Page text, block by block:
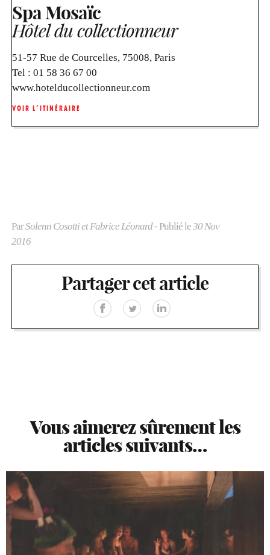
Spa Mosaïc
Hôtel du collectionneur
51-57 Rue de Courcelles, 75008, Paris
Tel : 01 58 36 67 00
www.hotelducollectionneur.com
VOIR L’ITINÉRAIRE
ParSolenn Cosotti et Fabrice Léonard- Publié le30 Nov
2016
Partager cet article
Vous aimerez sûrement les
articles suivants…